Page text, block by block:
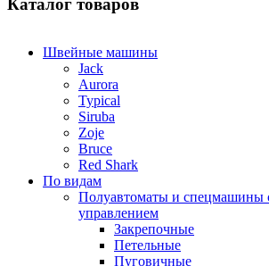
Каталог товаров
Швейные машины
Jack
Aurora
Typical
Siruba
Zoje
Bruce
Red Shark
По видам
Полуавтоматы и спецмашины
управлением
Закрепочные
Петельные
Пуговичные